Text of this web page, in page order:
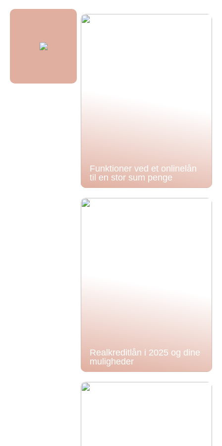
Funktioner ved et onlinelån
til en stor sum penge
Realkreditlån i 2025 og dine
muligheder